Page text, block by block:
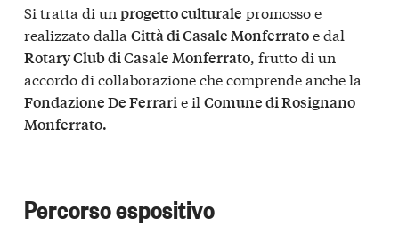
Si tratta di un progetto culturale promosso e
realizzato dalla Città di Casale Monferratoe dal
Rotary Club di Casale Monferrato, frutto di un
accordo di collaborazione che comprende anche la
Fondazione De Ferrarie il Comune di Rosignano
Monferrato.
Percorso espositivo